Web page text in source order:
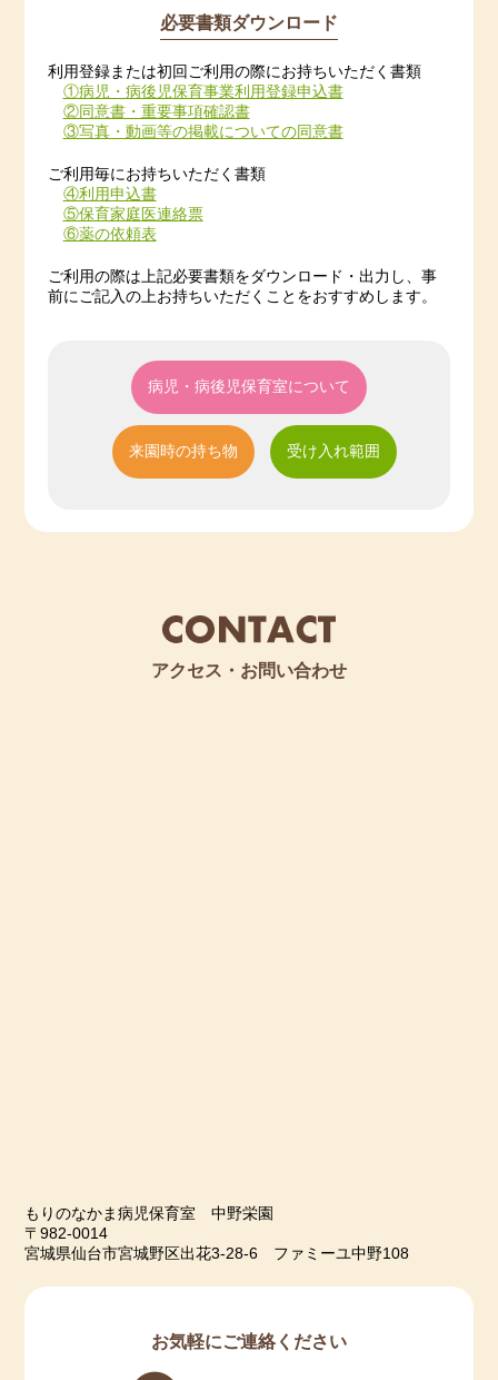
必要書類ダウンロード
利用登録または初回ご利用の際にお持ちいただく書類
①病児・病後児保育事業利用登録申込書
②同意書・重要事項確認書
③写真・動画等の掲載についての同意書
ご利用毎にお持ちいただく書類
④利用申込書
⑤保育家庭医連絡票
⑥薬の依頼表
ご利用の際は上記必要書類をダウンロード・出力し、事
前にご記入の上お持ちいただくことをおすすめします。
病児・病後児保育室について
来園時の持ち物 受け入れ範囲
アクセス・お問い合わせ
もりのなかま病児保育室 中野栄園
〒982-0014
宮城県仙台市宮城野区出花3-28-6 ファミーユ中野108
お気軽にご連絡ください